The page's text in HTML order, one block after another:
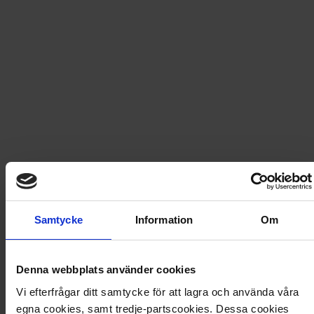
Samtycke Information Om
Denna webbplats använder cookies
Vi efterfrågar ditt samtycke för att lagra och använda våra
egna cookies, samt tredje-partscookies. Dessa cookies
En natt vaknar Alisik upp på en kyrkogård. Hon blir
livrädd och bestämmer sig för att fly så fort som
möjligt, men hon inser snart att något inte är som förut:
hon fler som är fångade mitt emellan liv och död.
Plötsligt dyker Ruben upp – den enda levande person
Artikel:80741743